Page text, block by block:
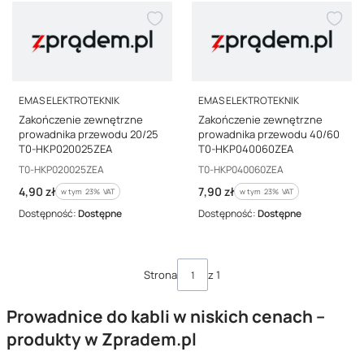
PRODUCENT
EMAS ELEKTROTEKNIK
Zakończenie zewnętrzne
prowadnika przewodu 20/25
T0-HKP020025ZEA
Kod producenta
T0-HKP020025ZEA
Cena brutto
4,90 zł w tym %s VAT
w tym 23% VAT
Dostępność:Dostępne
PRODUCENT
EMAS ELEKTROTEKNIK
Zakończenie zewnętrzne
prowadnika przewodu 40/60
T0-HKP040060ZEA
Kod producenta
T0-HKP040060ZEA
Cena brutto
7,90 zł w tym %s VAT
w tym 23% VAT
Dostępność:Dostępne
Strona z 1
Prowadnice do kabli w niskich cenach –
produkty w Zpradem.pl